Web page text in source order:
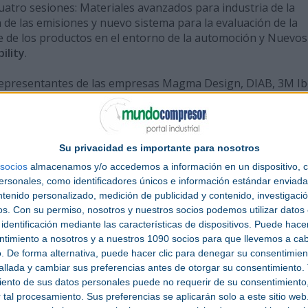
Su privacidad es importante para nosotros
socios almacenamos y/o accedemos a información en un dispositivo,
como identificadores únicos e información estándar
personalizado, medición de publicidad y contenido,
Con su permiso, nosotros y nuestros socios podemos utilizar datos
mediante las características de dispositivos. Puede
a nosotros y a nuestros 1090 socios para que llevemos a
De forma alternativa, puede hacer clic para denegar su
y cambiar sus preferencias antes de otorgar su consentimiento.
de sus datos personales puede no requerir de su
procesamiento. Sus preferencias se aplicarán solo a este sitio
sesiones: Materiales avanzados para industria de la
las emisiones y nuevo sistema para la evaluación de la
los productos en el entorno de la automoción y Nuevos
.
de las empresas Magma Design, DIAB, 3M
Henkel y Composites ATE, así como de las entidades IQS,
Clúster de la Industria de la Automoción de Cataluña
Asimismo, se presentarán dos casos de éxito
en el entorno automoción tanto relacionadas con la
de materias primas y productos a cargo de TAG
Eurocar Meeting Surfaces & Plastics, Josep Vilar, subraya
foco en los logros en sostenibilidad del sector tanto en
fabricación y acabados de superficies plásticas y
supone una excelente oportunidad de actualización de
vinculadas al ámbito de la movilidad a introducir
a nuevos requerimientos medioambientales y a reducir